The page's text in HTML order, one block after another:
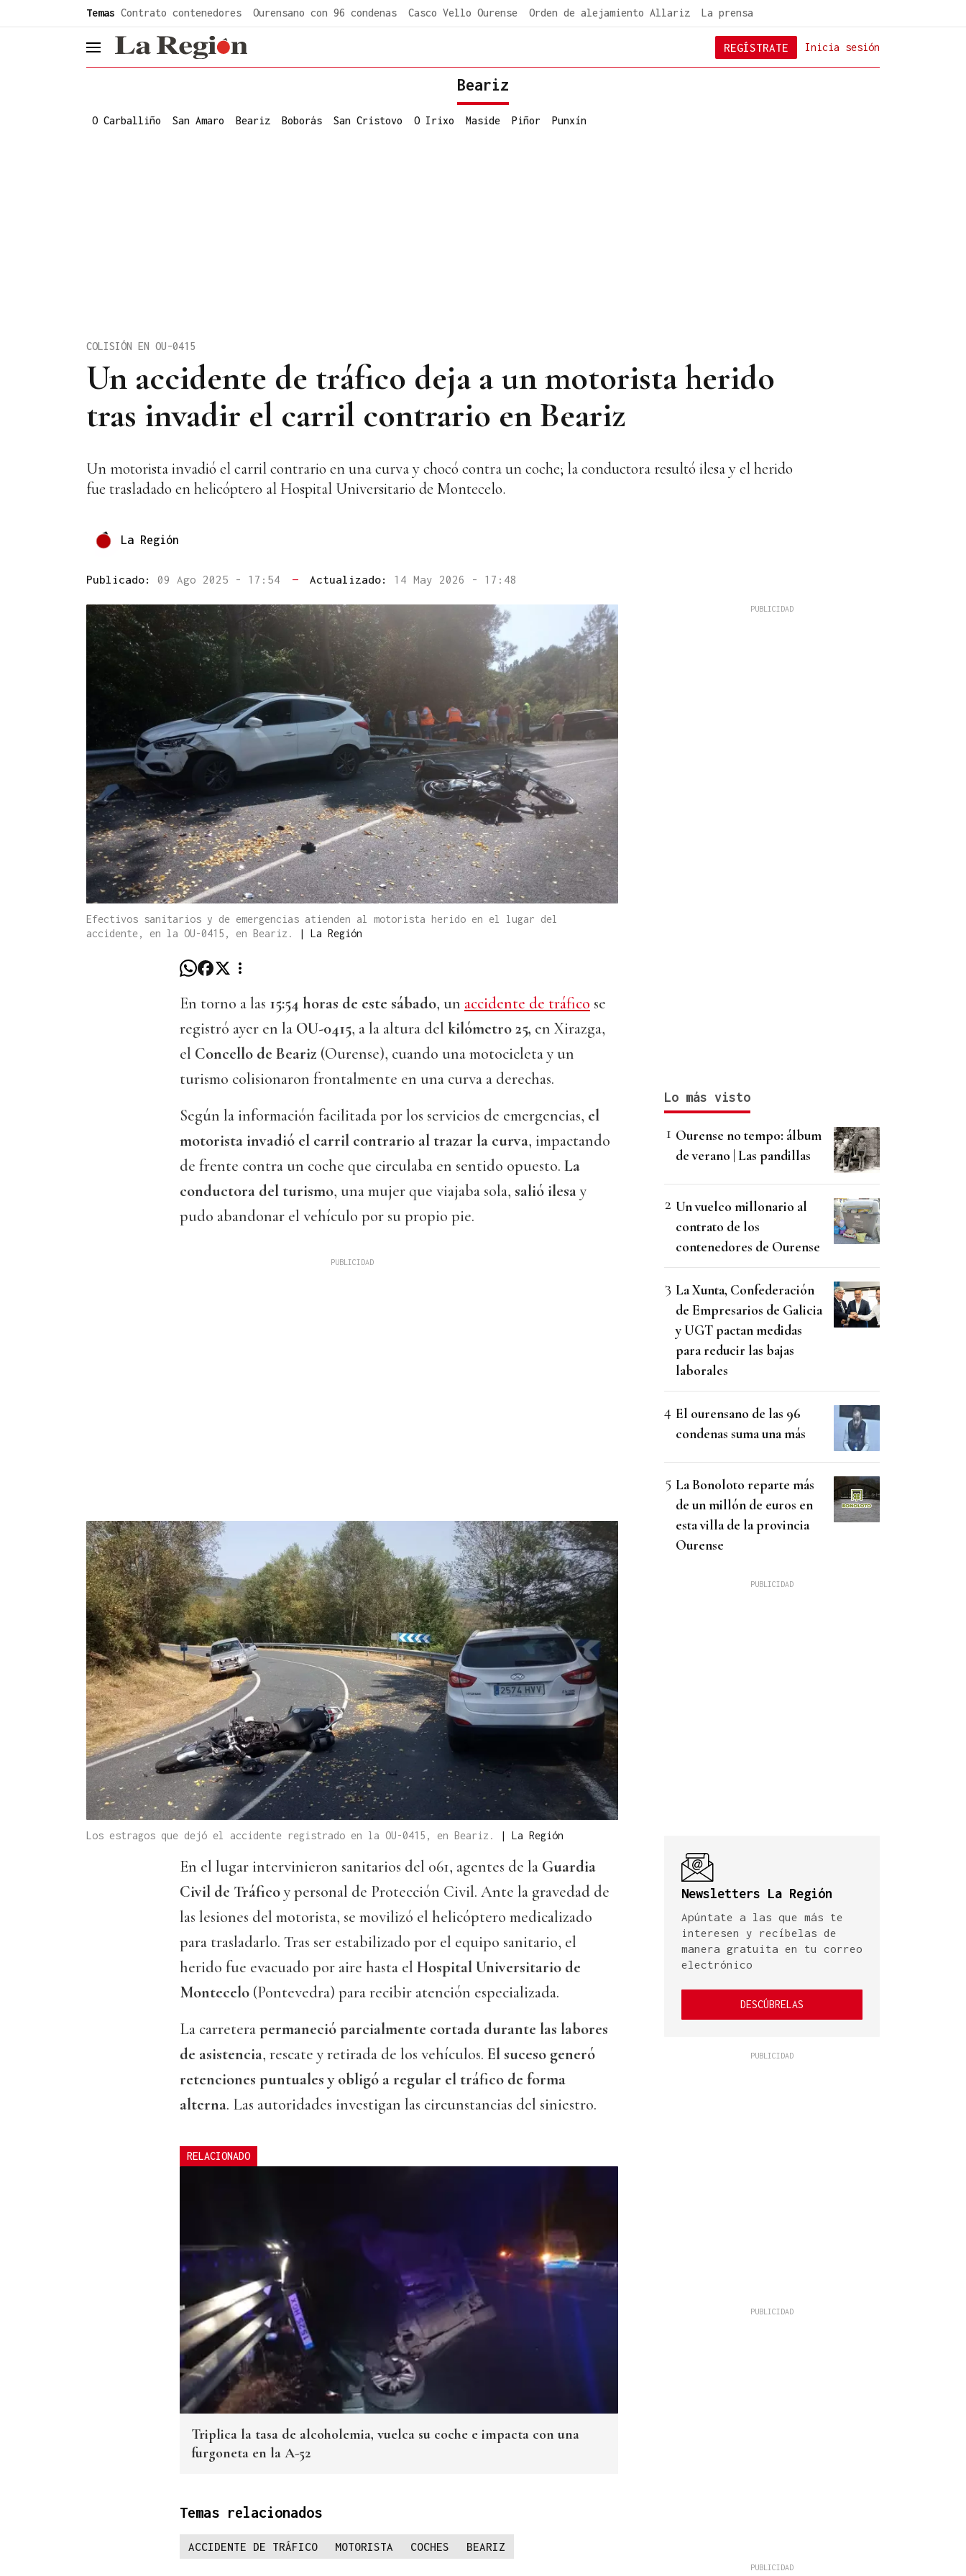
Temas Contrato contenedores Ourensano con 96 condenas Casco Vello Ourense Orden de alejamiento Allariz La prensa
header.menu.open Inicia sesión
REGÍSTRATE
Beariz
O Carballiño San Amaro Beariz Boborás San Cristovo O Irixo Maside Piñor Punxín
Un accidente de tráfico deja a un motorista herido
tras invadir el carril contrario en Beariz
COLISIÓN EN OU-0415
Un motorista invadió el carril contrario en una curva y chocó contra un coche; la conductora resultó ilesa y el herido
fue trasladado en helicóptero al Hospital Universitario de Montecelo.
La Región
Publicado: 09 Ago 2025 - 17:54 — Actualizado: 14 May 2026 - 17:48
Efectivos sanitarios y de emergencias atienden al motorista herido en el lugar del
accidente, en la OU-0415, en Beariz.
| La Región
En torno a las 15:54 horas de este sábado, un accidente de tráfico se
registró ayer en la OU-0415, a la altura del kilómetro 25, en Xirazga,
el Concello de Beariz (Ourense), cuando una motocicleta y un
turismo colisionaron frontalmente en una curva a derechas.
Según la información facilitada por los servicios de emergencias, el
motorista invadió el carril contrario al trazar la curva, impactando
de frente contra un coche que circulaba en sentido opuesto. La
conductora del turismo, una mujer que viajaba sola, salió ilesay
pudo abandonar el vehículo por su propio pie.
Los estragos que dejó el accidente registrado en la OU-0415, en Beariz. | La Región
En el lugar intervinieron sanitarios del 061, agentes de la Guardia
Civil de Tráficoy personal de Protección Civil. Ante la gravedad de
las lesiones del motorista, se movilizó el helicóptero medicalizado
para trasladarlo. Tras ser estabilizado por el equipo sanitario, el
herido fue evacuado por aire hasta el Hospital Universitario de
Montecelo (Pontevedra) para recibir atención especializada.
La carreterapermaneció parcialmente cortada durante las labores
de asistencia, rescate y retirada de los vehículos. El suceso generó
retenciones puntuales y obligó a regular el tráfico de forma
alterna. Las autoridades investigan las circunstancias del siniestro.
RELACIONADO
Triplica la tasa de alcoholemia, vuelca su coche e impacta con una
furgoneta en la A-52
Temas relacionados
ACCIDENTE DE TRÁFICO MOTORISTA COCHES BEARIZ
Lo más visto
Ourense no tempo: álbum
de verano | Las pandillas
Un vuelco millonario al
contrato de los
contenedores de Ourense
La Xunta, Confederación
de Empresarios de Galicia
y UGT pactan medidas
para reducir las bajas
laborales
El ourensano de las 96
condenas suma una más
La Bonoloto reparte más
de un millón de euros en
esta villa de la provincia
Ourense
Newsletters La Región
Apúntate a las que más te
interesen y recíbelas de
manera gratuita en tu correo
electrónico
DESCÚBRELAS